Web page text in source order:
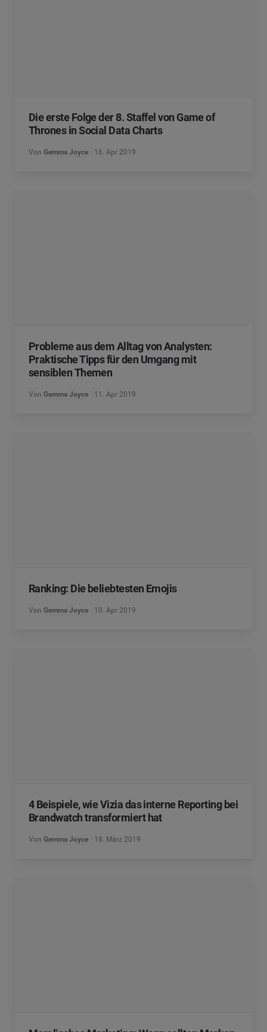
Die erste Folge der 8. Staffel von Game of
Thrones in Social Data Charts
Von Gemma Joyce 16. Apr 2019
Probleme aus dem Alltag von Analysten:
Praktische Tipps für den Umgang mit
sensiblen Themen
Von Gemma Joyce 11. Apr 2019
Ranking: Die beliebtesten Emojis
Von Gemma Joyce 10. Apr 2019
4 Beispiele, wie Vizia das interne Reporting bei
Brandwatch transformiert hat
Von Gemma Joyce 18. März 2019